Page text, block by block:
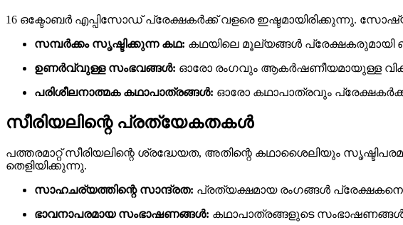
16 ഒക്ടോബർ എപ്പിസോഡ് പ്രേക്ഷകർക്ക് വളരെ ഇഷ്ടമായിരിക്കുന്നു.
സമ്പർക്കം സൃഷ്ടിക്കുന്ന കഥ: കഥയിലെ മൂല്യങ്ങൾ പ്രേക്ഷകരുമായി
ഉണർവ്വുള്ള സംഭവങ്ങൾ: ഓരോ രംഗവും ആകർഷണീയമായുള്ള
പരിശീലനാത്മക കഥാപാത്രങ്ങൾ: ഓരോ കഥാപാത്രവും
സീരിയലിന്റെ പ്രത്യേകതകൾ
പത്തരമാറ്റ് സീരിയലിന്റെ ശ്രദ്ധേയത, അതിന്റെ കഥാശൈലിയും
തെളിയിക്കുന്നു.
സാഹചര്യത്തിന്റെ സാന്ദ്രത: പ്രത്യക്ഷമായ രംഗങ്ങൾ
ഭാവനാപരമായ സംഭാഷണങ്ങൾ: കഥാപാത്രങ്ങളുടെ